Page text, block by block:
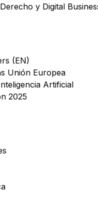
y Digital
(EN)
Unión Europea
Artificial
2025